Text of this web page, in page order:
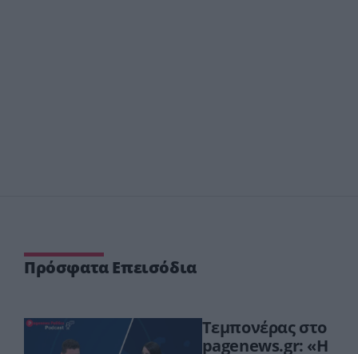
Πρόσφατα Επεισόδια
Τεμπονέρας στο
pagenews.gr: «Η